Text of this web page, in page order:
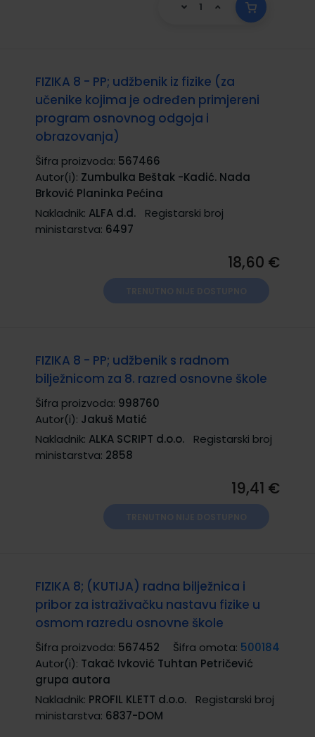
FIZIKA 8 - PP; udžbenik iz fizike (za
učenike kojima je određen primjereni
program osnovnog odgoja i
obrazovanja)
Šifra proizvoda: 567466
Autor(i): Zumbulka Beštak -Kadić. Nada
Brković Planinka Pećina
Nakladnik: ALFA d.d.
Registarski broj
ministarstva: 6497
18,60 €
FIZIKA 8 - PP; udžbenik s radnom
bilježnicom za 8. razred osnovne škole
Šifra proizvoda: 998760
Autor(i): Jakuš Matić
Nakladnik: ALKA SCRIPT d.o.o.
Registarski broj
ministarstva: 2858
19,41 €
FIZIKA 8; (KUTIJA) radna bilježnica i
pribor za istraživačku nastavu fizike u
osmom razredu osnovne škole
Šifra proizvoda: 567452 Šifra omota: 500184
Autor(i): Takač Ivković Tuhtan Petričević
grupa autora
Nakladnik: PROFIL KLETT d.o.o.
Registarski broj
ministarstva: 6837-DOM